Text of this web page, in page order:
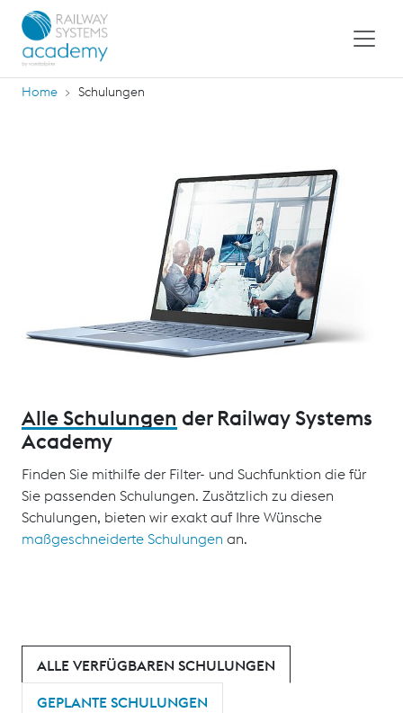
Home Schulungen
Alle Schulungen der Railway Systems
Academy
Finden Sie mithilfe der Filter- und Suchfunktion die für
Sie passenden Schulungen. Zusätzlich zu diesen
Schulungen, bieten wir exakt auf Ihre Wünsche
maßgeschneiderte Schulungen an.
ALLE VERFÜGBAREN SCHULUNGEN
GEPLANTE SCHULUNGEN